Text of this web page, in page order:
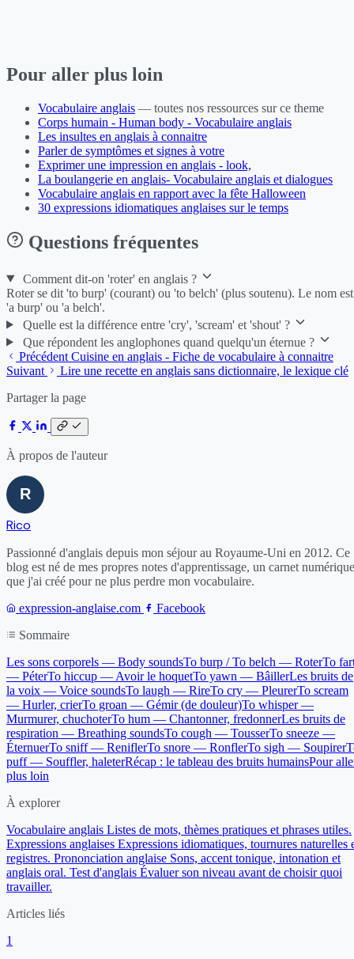
Pour aller plus loin
Vocabulaire anglais — toutes nos ressources sur ce theme
Corps humain - Human body - Vocabulaire anglais
Les insultes en anglais à connaitre
Parler de symptômes et signes à votre
Exprimer une impression en anglais - look,
La boulangerie en anglais- Vocabulaire anglais et dialogues
Vocabulaire anglais en rapport avec la fête Halloween
30 expressions idiomatiques anglaises sur le temps
Questions fréquentes
Comment dit-on 'roter' en anglais ?
Roter se dit 'to burp' (courant) ou 'to belch' (plus soutenu). Le nom est
'a burp' ou 'a belch'.
Quelle est la différence entre 'cry', 'scream' et 'shout' ?
Que répondent les anglophones quand quelqu'un éternue ?
Précédent Cuisine en anglais - Fiche de vocabulaire à connaitre
Suivant
Lire une recette en anglais sans dictionnaire, le lexique clé
Partager la page
À propos de l'auteur
Rico
Passionné d'anglais depuis mon séjour au Royaume-Uni en 2012. Ce
blog est né de mes propres notes d'apprentissage, un carnet numérique
que j'ai créé pour ne plus perdre mon vocabulaire.
expression-anglaise.com
Facebook
Sommaire
Les sons corporels — Body soundsTo burp / To belch — RoterTo
— PéterTo hiccup — Avoir le hoquetTo yawn — BâillerLes bruits de
la voix — Voice soundsTo laugh — RireTo cry — PleurerTo scream
— Hurler, crierTo groan — Gémir (de douleur)To whisper —
Murmurer, chuchoterTo hum — Chantonner, fredonnerLes bruits de
respiration — Breathing soundsTo cough — TousserTo sneeze —
ÉternuerTo sniff — ReniflerTo snore — RonflerTo sigh — Soupirer
puff — Souffler, haleterRécap : le tableau des bruits humainsPour
plus loin
À explorer
Vocabulaire anglais Listes de mots, thèmes pratiques et phrases utiles.
Expressions anglaises Expressions idiomatiques, tournures naturelles
registres. Prononciation anglaise Sons, accent tonique, intonation et
anglais oral. Test d'anglais Évaluer son niveau avant de choisir quoi
travailler.
Articles liés
1